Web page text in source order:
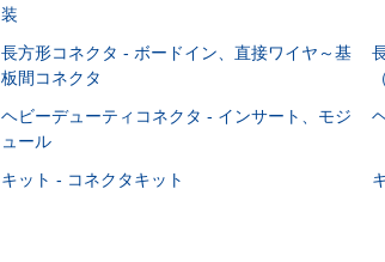
装
長方形コネクタ - ボードイン、直接ワイヤ～基
板間コネクタ
ヘビーデューティコネクタ - インサート、モジ
ュール
キット - コネクタキット